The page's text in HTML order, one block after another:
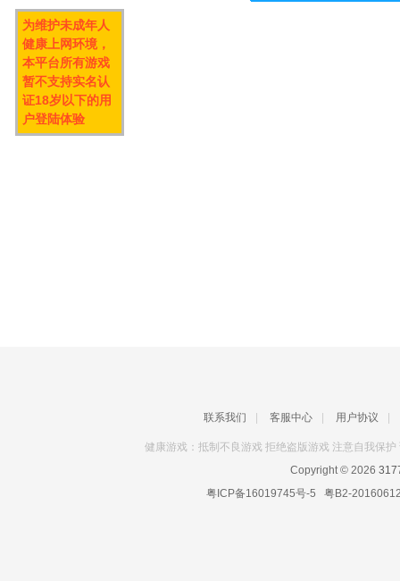
联系我们 客服中心 用户协议
健康游戏：抵制不良游戏 拒绝盗版游戏 注意自我保
Copyright © 2026
粤ICP备16019745号-5 粤B2-
为维护未成年人
健康上网环境，
本平台所有游戏
暂不支持实名认
证18岁以下的用
户登陆体验